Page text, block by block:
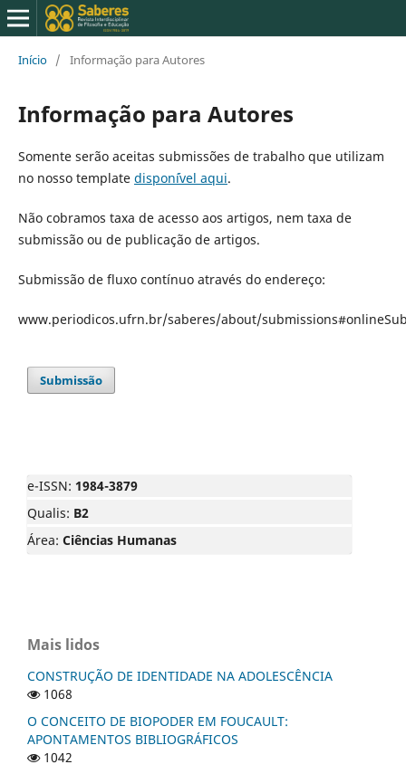
Início / Informação para Autores
Informação para Autores
Somente serão aceitas submissões de trabalho que utilizam
no nosso template dispon´ível aqui.
Não cobramos taxa de acesso aos artigos, nem taxa de
submissão ou de publicação de artigos.
Submissão de fluxo contínuo através do endereço:
www.periodicos.ufrn.br/saberes/about/
Submissão
e-ISSN: 1984-3879
Qualis: B2
Área: Ciências Humanas
Mais lidos
CONSTRUÇÃO DE IDENTIDADE NA ADOLESCÊNCIA
1068
O CONCEITO DE BIOPODER EM FOUCAULT:
APONTAMENTOS BIBLIOGRÁFICOS
1042